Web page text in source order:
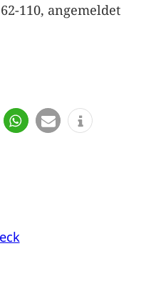
110, angemeldet